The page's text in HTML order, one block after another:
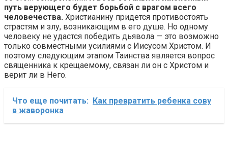
путь верующего будет борьбой с врагом всего
человечества. Христианину придется противостоять
страстям и злу, возникающим в его душе. Но одному
человеку не удастся победить дьявола — это возможно
только совместными усилиями с Иисусом Христом. И
поэтому следующим этапом Таинства является вопрос
священника к крещаемому, связан ли он с Христом и
верит ли в Него.
Что еще почитать:
Как превратить ребенка сову
в жаворонка